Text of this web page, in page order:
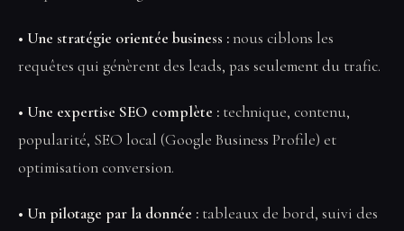
• Une stratégie orientée business : nous ciblons les
requêtes qui génèrent des leads, pas seulement du trafic.
• Une expertise SEO complète : technique, contenu,
popularité, SEO local (Google Business Profile) et
optimisation conversion.
• Un pilotage par la donnée : tableaux de bord, suivi des